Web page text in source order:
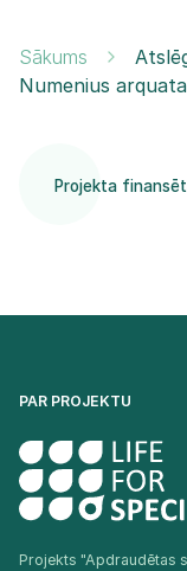
Sākums
Numenius arquata
Projekta
PAR PROJEKTU
Projekts "Apdraudētas